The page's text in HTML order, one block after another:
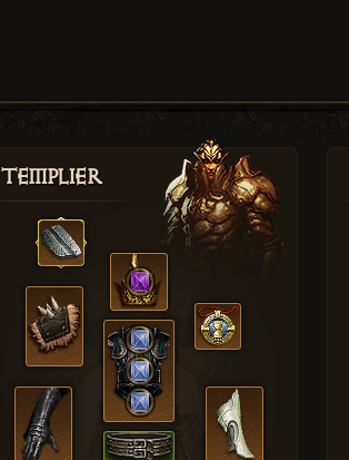
Templier